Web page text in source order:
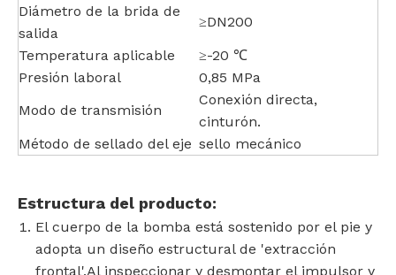
Diámetro de la brida de
salida
≥DN200
Temperatura aplicable
≥-20 ℃
Presión laboral
0,85 MPa
Modo de transmisión
Conexión directa,
cinturón.
Método de sellado del eje sello mecánico
Estructura del producto:
El cuerpo de la bomba está sostenido por el pie y
adopta un diseño estructural de 'extracción
frontal'.Al inspeccionar y desmontar el impulsor y